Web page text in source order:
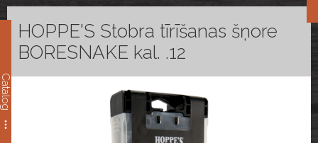
Catalog
HOPPE'S Stobra tīrīšanas šņore
BORESNAKE kal. .12